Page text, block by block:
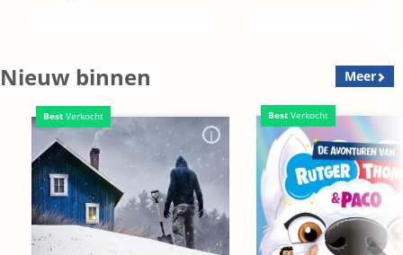
Nieuw binnen Meer
Best Verkocht Best Verkocht